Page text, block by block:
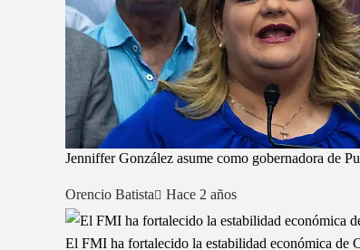
Jenniffer González asume como gobernadora de
Orencio Batista Hace 2 años
El FMI ha fortalecido la estabilidad económica de